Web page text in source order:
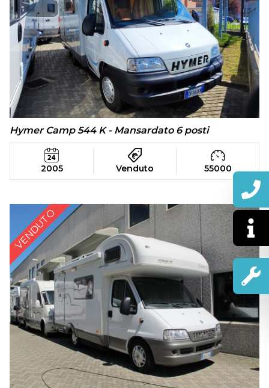
Hymer Camp 544 K - Mansardato 6 posti
2005 Venduto 55000
VENDUTO